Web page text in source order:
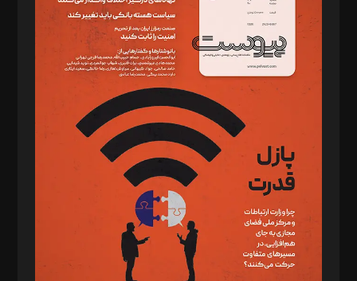
د‌بیر ناداستان: سمانه سمیع
د‌بیر خدمت و تجارت: ابوالفضل رجبی
د‌بیر حقوق فناوری: حسام‌الدین ایپکچی
د‌بیر پیوست جهان: مینا پاکدل
د‌بیر تحریریه آنلاین: بابک نقاش
تحریریه‌: مجتبی محمود‌ی، آرش برهمند، یسنا امان‌پور، سروش کرمیان،
مصطفی مسجدی آرانی، ابوالفضل رجبی، زهرا فکرانه، فائزه فتحی
رستمی،مصطفی باستان
ویرایش: نگار استاد‌‌آقا
طراح یونیفرم: مجید توکلی
فیلمبرداری و عکاسی: امیر شفیعی، مانی لطفی زاده
گرافیک و صفحه‌آرایی: سید‌سبحان‌علی ثابت